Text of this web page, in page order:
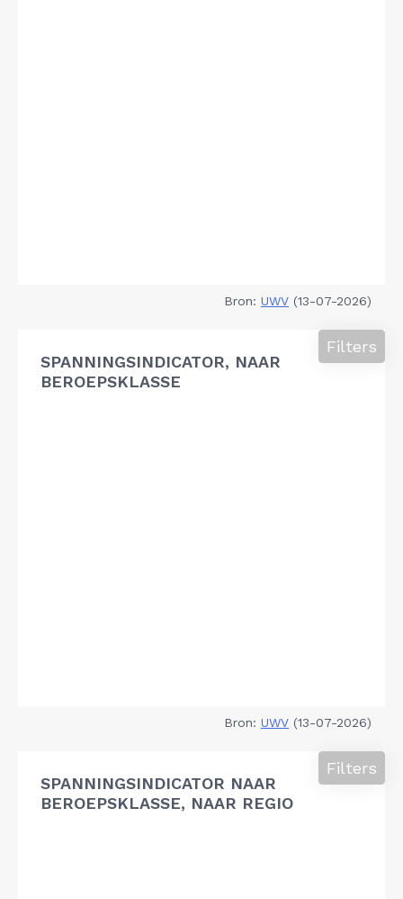
Bron: UWV (13-07-2026)
SPANNINGSINDICATOR, NAAR
BEROEPSKLASSE
Filters
Bron: UWV (13-07-2026)
SPANNINGSINDICATOR NAAR
BEROEPSKLASSE, NAAR REGIO
Filters